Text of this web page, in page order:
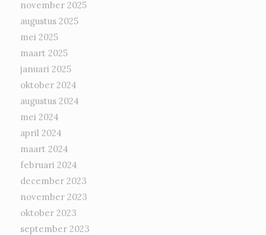
november 2025
augustus 2025
mei 2025
maart 2025
januari 2025
oktober 2024
augustus 2024
mei 2024
april 2024
maart 2024
februari 2024
december 2023
november 2023
oktober 2023
september 2023